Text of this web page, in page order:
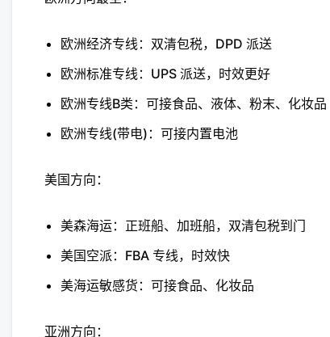
欧洲经济专线：双清包税，DPD 派送
欧洲标准专线：UPS 派送，时效更好
欧洲专线B类：可接食品、液体、粉末、化妆品
欧洲专线(带电)：可接内置电池
美国方向：
美森海运：正班船、加班船，双清包税到门
美国空派：FBA 专线，时效快
美海运敏感货：可接食品、化妆品
亚洲方向：